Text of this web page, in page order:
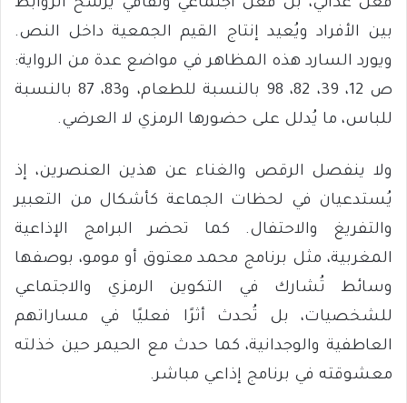
فعل غذائي، بل فعل اجتماعي وثقافي يرسّخ الروابط
بين الأفراد ويُعيد إنتاج القيم الجمعية داخل النص.
ويورد السارد هذه المظاهر في مواضع عدة من الرواية:
ص 12، 39، 82، 98 بالنسبة للطعام، و83، 87 بالنسبة
للباس، ما يُدلل على حضورها الرمزي لا العرضي.
ولا ينفصل الرقص والغناء عن هذين العنصرين، إذ
يُستدعيان في لحظات الجماعة كأشكال من التعبير
والتفريغ والاحتفال. كما تحضر البرامج الإذاعية
المغربية، مثل برنامج محمد معتوق أو مومو، بوصفها
وسائط تُشارك في التكوين الرمزي والاجتماعي
للشخصيات، بل تُحدث أثرًا فعليًا في مساراتهم
العاطفية والوجدانية، كما حدث مع الحيمر حين خذلته
معشوقته في برنامج إذاعي مباشر.